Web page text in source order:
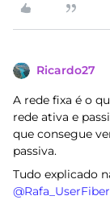
Ricardo27
A rede fixa é o
rede ativa e
que consegue
passiva.
Tudo explicado